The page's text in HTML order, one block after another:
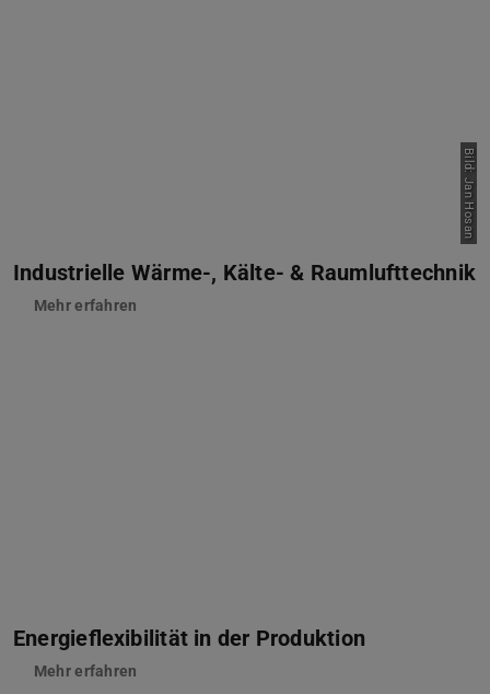
Bild: Jan Hosan
Industrielle Wärme-, Kälte- & Raumlufttechnik
Mehr erfahren
Energieflexibilität in der Produktion
Mehr erfahren